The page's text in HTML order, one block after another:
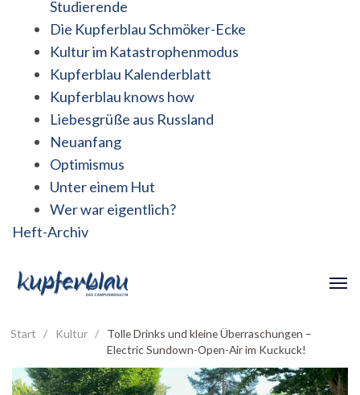
Studierende
Die Kupferblau Schmöker-Ecke
Kultur im Katastrophenmodus
Kupferblau Kalenderblatt
Kupferblau knows how
Liebesgrüße aus Russland
Neuanfang
Optimismus
Unter einem Hut
Wer war eigentlich?
Heft-Archiv
Start / Kultur /
Tolle Drinks und kleine Überraschungen –
Electric Sundown-Open-Air im Kuckuck!